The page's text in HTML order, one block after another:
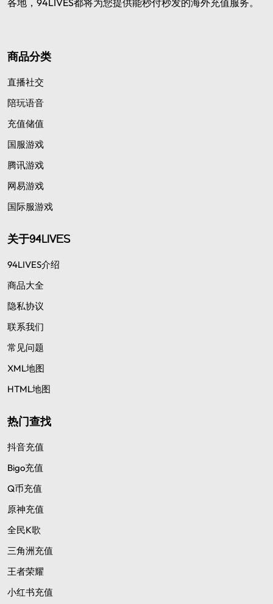
商品分类
直播社交
陪玩语音
充值储值
国服游戏
腾讯游戏
网易游戏
国际服游戏
关于94LIVES
94LIVES介绍
商品大全
隐私协议
联系我们
常见问题
XML地图
HTML地图
热门查找
抖音充值
Bigo充值
Q币充值
原神充值
全民K歌
三角洲充值
王者荣耀
小红书充值